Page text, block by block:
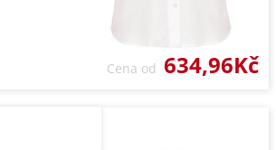
Cena od 634,96Kč